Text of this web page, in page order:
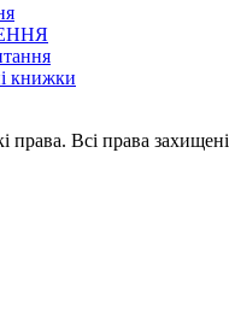
книжки
права. Всі права захищені